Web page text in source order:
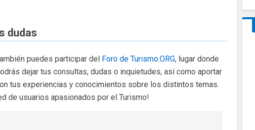
dudas
puedes participar del Foro de Turismo.ORG, lugar donde
dejar tus consultas, dudas o inquietudes, así como aportar
tus experiencias y conocimientos sobre los distintos temas.
de usuarios apasionados por el Turismo!